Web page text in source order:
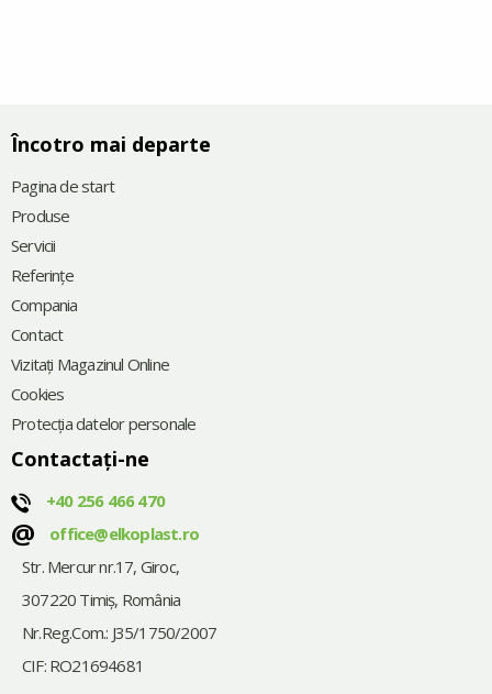
Încotro mai departe
Pagina de start
Produse
Servicii
Referinţe
Compania
Contact
Vizitați Magazinul Online
Cookies
Protecția datelor personale
Contactați-ne
+40 256 466 470
@
office@elkoplast.ro
Str. Mercur nr.17, Giroc,
307220 Timiş, România
Nr.Reg.Com.: J35/1750/2007
CIF: RO21694681